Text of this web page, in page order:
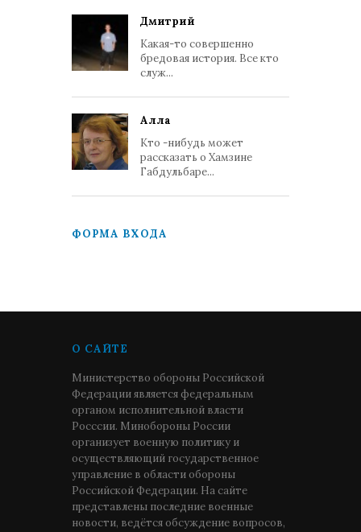
Дмитрий
Какая-то совершенно
бредовая история. Все кто
служ...
Алла
Кто -нибудь может
рассказать о Хамзине
Габдульбаре...
ФОРМА ВХОДА
О САЙТЕ
Министерство обороны Российской
Федерации является федеральным
органом исполнительной власти
Росссии. Минобороны России
организует военную политику и
осуществляющий государственное
управление в области обороны
Российской Федерации. На сайте
представлены последние военные
новости, ведётся обсуждение вопросов,